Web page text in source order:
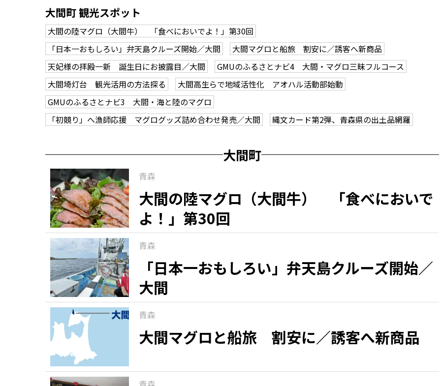
大間町 観光スポット
大間の陸マグロ（大間牛） 「食べにおいでよ！」第30回
「日本一おもしろい」弁天島クルーズ開始／大間
大間マグロと船旅 割安に／誘客へ新商品
天妃様の拝殿一新 誕生日にお披露目／大間
GMUのふるさとナビ4 大間・マグロ三昧フルコース
大間埼灯台 観光活用の方法探る
大間高生らで地域活性化 アオハル活動部始動
GMUのふるさとナビ3 大間・海と陸のマグロ
「初競り」へ漁師応援 マグログッズ詰め合わせ発売／大間
縄文カード第2弾、青森県の出土品網羅
大間町
青森
大間の陸マグロ（大間牛） 「食べにおいで
よ！」第30回
青森
「日本一おもしろい」弁天島クルーズ開始／
大間
青森
大間マグロと船旅 割安に／誘客へ新商品